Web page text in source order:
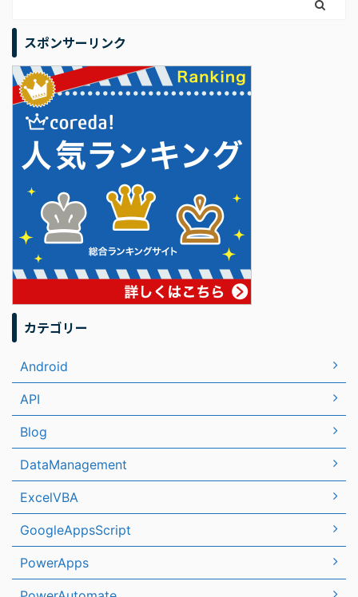
スポンサーリンク
カテゴリー
Android
API
Blog
DataManagement
ExcelVBA
GoogleAppsScript
PowerApps